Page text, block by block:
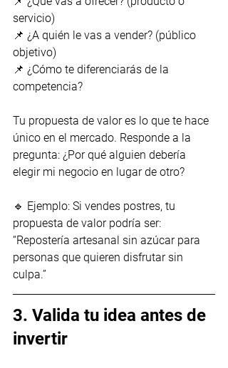
servicio)
📌 ¿A quién le vas a vender? (público
objetivo)
📌 ¿Cómo te diferenciarás de la
competencia?
Tu propuesta de valor es lo que te hace
único en el mercado. Responde a la
pregunta: ¿Por qué alguien debería
elegir mi negocio en lugar de otro?
🔹 Ejemplo: Si vendes postres, tu
propuesta de valor podría ser:
“Repostería artesanal sin azúcar para
personas que quieren disfrutar sin
culpa.”
3. Valida tu idea antes de
invertir